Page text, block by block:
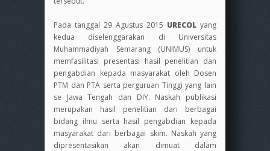
Pada tanggal 29 Agustus 2015 URECOL yang
kedua diselenggarakan di Universitas
Muhammadiyah Semarang (UNIMUS) untuk
memfasilitasi presentasi hasil penelitian dan
pengabdian kepada masyarakat oleh Dosen
PTM dan PTA serta perguruan Tinggi yang lain
se Jawa Tengah dan DIY. Naskah publikasi
merupakan hasil penelitian dari berbagai
bidang ilmu serta hasil pengabdian kepada
masyarakat dari berbagai skim. Naskah yang
dipresentasikan akan dimuat dalam